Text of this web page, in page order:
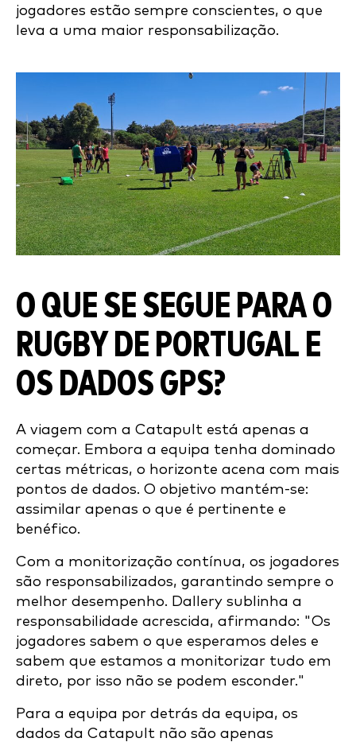
jogadores estão sempre conscientes, o que
leva a uma maior responsabilização.
O QUE SE SEGUE PARA O
RUGBY DE PORTUGAL E
OS DADOS GPS?
A viagem com a Catapult está apenas a
começar. Embora a equipa tenha dominado
certas métricas, o horizonte acena com mais
pontos de dados. O objetivo mantém-se:
assimilar apenas o que é pertinente e
benéfico.
Com a monitorização contínua, os jogadores
são responsabilizados, garantindo sempre o
melhor desempenho. Dallery sublinha a
responsabilidade acrescida, afirmando: "Os
jogadores sabem o que esperamos deles e
sabem que estamos a monitorizar tudo em
direto, por isso não se podem esconder."
Para a equipa por detrás da equipa, os
dados da Catapult não são apenas